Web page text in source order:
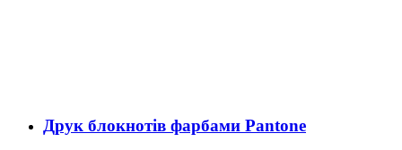
Друк блокнотів фарбами Pantone